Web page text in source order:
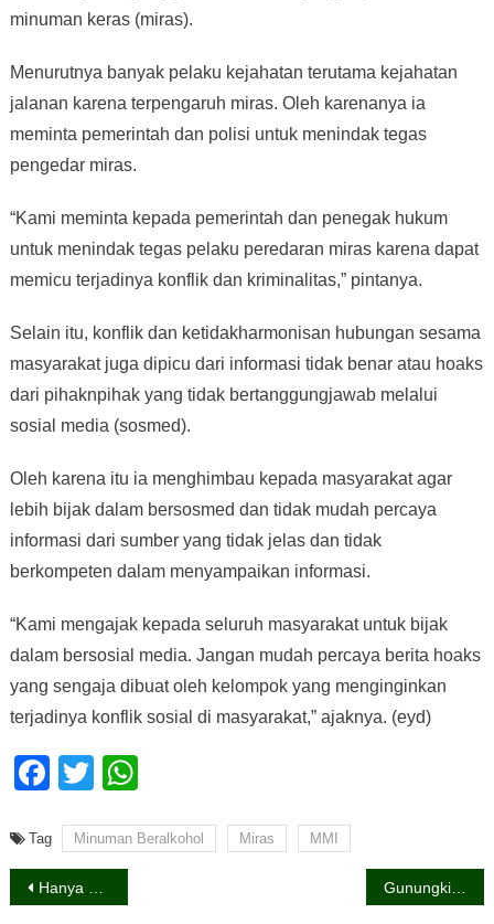
minuman keras (miras).
Menurutnya banyak pelaku kejahatan terutama kejahatan
jalanan karena terpengaruh miras. Oleh karenanya ia
meminta pemerintah dan polisi untuk menindak tegas
pengedar miras.
“Kami meminta kepada pemerintah dan penegak hukum
untuk menindak tegas pelaku peredaran miras karena dapat
memicu terjadinya konflik dan kriminalitas,” pintanya.
Selain itu, konflik dan ketidakharmonisan hubungan sesama
masyarakat juga dipicu dari informasi tidak benar atau hoaks
dari pihaknpihak yang tidak bertanggungjawab melalui
sosial media (sosmed).
Oleh karena itu ia menghimbau kepada masyarakat agar
lebih bijak dalam bersosmed dan tidak mudah percaya
informasi dari sumber yang tidak jelas dan tidak
berkompeten dalam menyampaikan informasi.
“Kami mengajak kepada seluruh masyarakat untuk bijak
dalam bersosial media. Jangan mudah percaya berita hoaks
yang sengaja dibuat oleh kelompok yang menginginkan
terjadinya konflik sosial di masyarakat,” ajaknya. (eyd)
Facebook
Twitter
Tag Minuman Beralkohol Miras MMI
Navigasi
Hanya Tiga di BAP, Minta Semua Rekaman CCTV Ditayangkan Gunungkidul Masih Dominasi Sepaktakraw DIY